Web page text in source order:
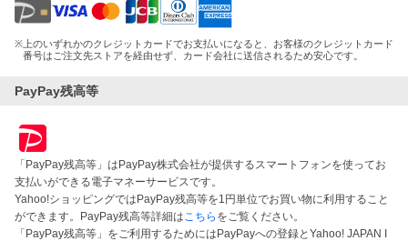
※ 上のいずれかのクレジットカードでお支払いになると、お客様のクレジットカード
番号はご注文先ストアを経由せず、カード会社に送信されるため安心です。
PayPay残高等
「PayPay残高等」はPayPay株式会社が提供するスマートフォンを使ってお
支払いができる電子マネーサービスです。
Yahoo!ショッピングではPayPay残高等を1円単位でお買い物に利用すること
ができます。PayPay残高等詳細は こちら をご覧ください。
「PayPay残高等」をご利用するためにはPayPayへの登録とYahoo! JAPAN I